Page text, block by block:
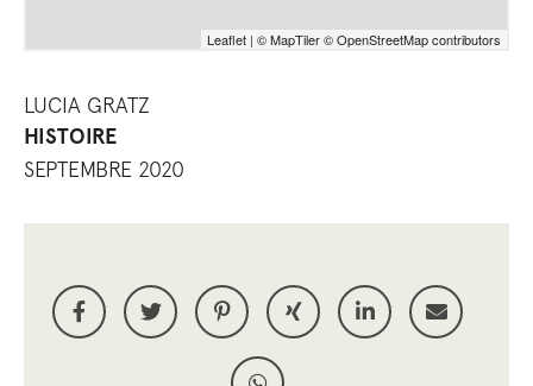
Leaflet | © MapTiler© OpenStreetMap contributors
LUCIA GRATZ
HISTOIRE
SEPTEMBRE 2020